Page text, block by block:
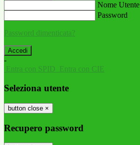
Nome Utente
Password
Password dimenticata?
-
Entra con SPID Entra con CIE
Seleziona utente
button close ×
Recupero password